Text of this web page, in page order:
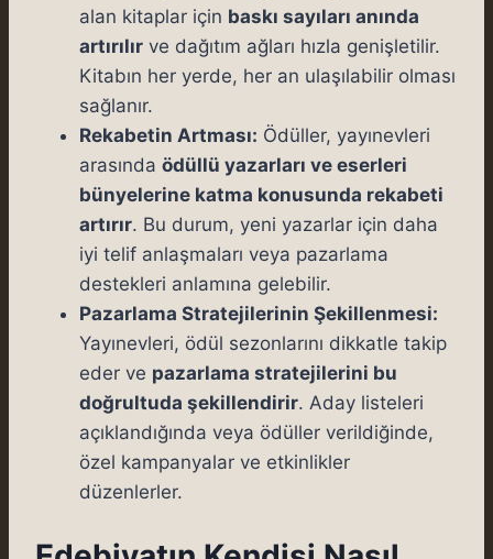
alan kitaplar için baskı sayıları anında
artırılır ve dağıtım ağları hızla genişletilir.
Kitabın her yerde, her an ulaşılabilir olması
sağlanır.
Rekabetin Artması: Ödüller, yayınevleri
arasında ödüllü yazarları ve eserleri
bünyelerine katma konusunda rekabeti
artırır. Bu durum, yeni yazarlar için daha
iyi telif anlaşmaları veya pazarlama
destekleri anlamına gelebilir.
Pazarlama Stratejilerinin Şekillenmesi:
Yayınevleri, ödül sezonlarını dikkatle takip
eder ve pazarlama stratejilerini bu
doğrultuda şekillendirir. Aday listeleri
açıklandığında veya ödüller verildiğinde,
özel kampanyalar ve etkinlikler
düzenlerler.